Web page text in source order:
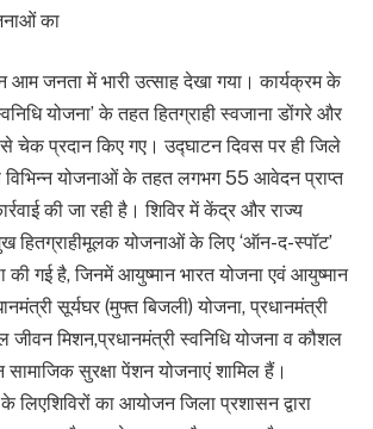
का
आम जनता में भारी उत्साह देखा गया। कार्यक्रम के
योजना’ के तहत हितग्राही स्वजाना डोंगरे और
से चेक प्रदान किए गए। उद्घाटन दिवस पर ही जिले
विभिन्न योजनाओं के तहत लगभग 55 आवेदन प्राप्त
की जा रही है। ​शिविर में केंद्र और राज्य
हितग्राहीमूलक योजनाओं के लिए ‘ऑन-द-स्पॉट’
की गई है, जिनमें ​आयुष्मान भारत योजना एवं आयुष्मान
सूर्यघर (मुफ्त बिजली) योजना, प्रधानमंत्री
मिशन,​प्रधानमंत्री स्वनिधि योजना व कौशल
सामाजिक सुरक्षा पेंशन योजनाएं शामिल हैं।
लिए​शिविरों का आयोजन जिला प्रशासन द्वारा